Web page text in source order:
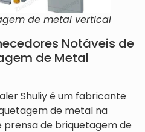
de metal vertical
Notáveis de
de Metal
Shuliy é um fabricante
de metal na
prensa de briquetagem de